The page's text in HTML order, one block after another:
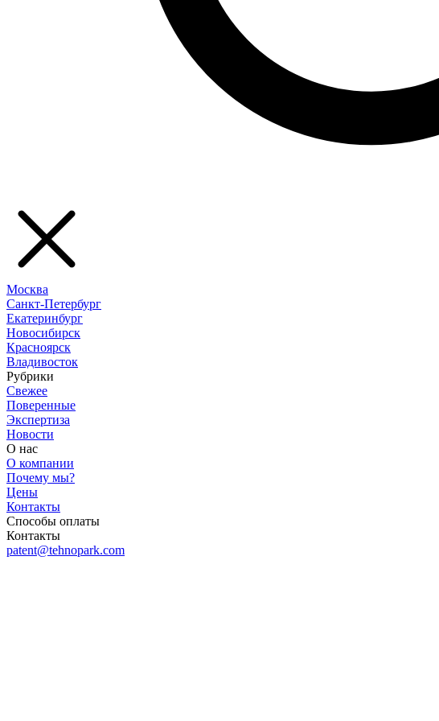
Москва
Санкт-Петербург
Екатеринбург
Новосибирск
Красноярск
Владивосток
Рубрики
Свежее
Поверенные
Экспертиза
Новости
О нас
О компании
Почему мы?
Цены
Контакты
Способы оплаты
Контакты
patent@tehnopark.com